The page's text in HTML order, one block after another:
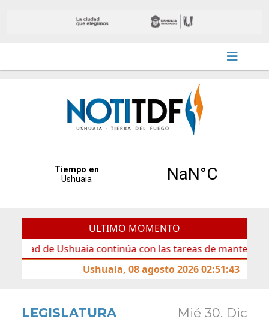
ULTIMO MOMENTO
Ushuaia continúa con las tareas de mantenimiento y
Ushuaia, 08 agosto 2026 02:51:43
LEGISLATURA Mié 30. Dic